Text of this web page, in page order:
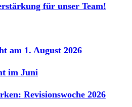
für unser Team!
am 1. August 2026
im Juni
Revisionswoche 2026